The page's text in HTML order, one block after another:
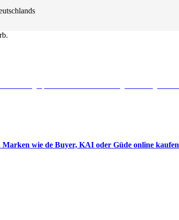
Marken wie de Buyer, KAI oder Güde online kaufen